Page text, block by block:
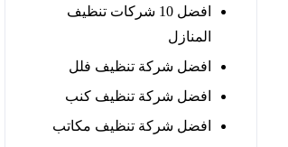
افضل 10 شركات تنظيف
المنازل
افضل شركة تنظيف فلل
افضل شركة تنظيف كنب
افضل شركة تنظيف مكاتب